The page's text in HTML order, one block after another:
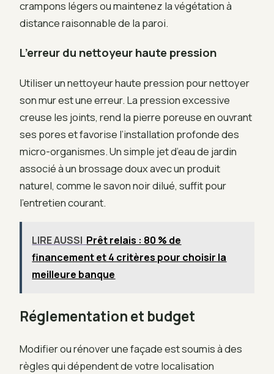
crampons légers ou maintenez la végétation à
distance raisonnable de la paroi.
L’erreur du nettoyeur haute pression
Utiliser un nettoyeur haute pression pour nettoyer
son mur est une erreur. La pression excessive
creuse les joints, rend la pierre poreuse en ouvrant
ses pores et favorise l’installation profonde des
micro-organismes. Un simple jet d’eau de jardin
associé à un brossage doux avec un produit
naturel, comme le savon noir dilué, suffit pour
l’entretien courant.
LIRE AUSSI Prêt relais : 80 % de
financement et 4 critères pour choisir la
meilleure banque
Réglementation et budget
Modifier ou rénover une façade est soumis à des
règles qui dépendent de votre localisation